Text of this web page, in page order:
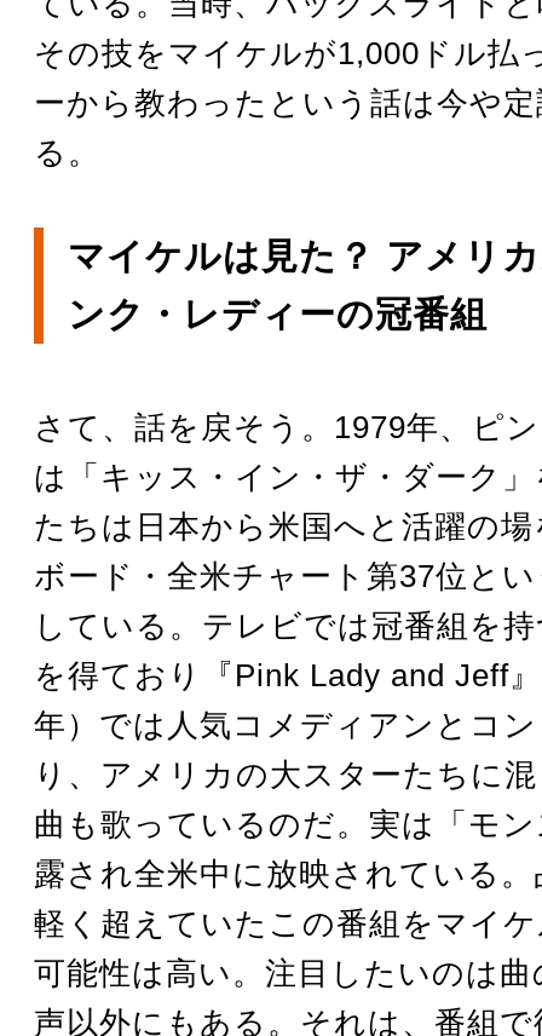
その技をマイケルが1,000ドル払
ーから教わったという話は今や
る。
マイケルは見た？ アメリ
ンク・レディーの冠番組
さて、話を戻そう。1979年、ピ
は「キッス・イン・ザ・ダーク
たちは日本から米国へと活躍の
ボード・全米チャート第37位と
している。テレビでは冠番組を
を得ており『Pink Lady and Jeff
年）では人気コメディアンとコ
り、アメリカの大スターたちに
曲も歌っているのだ。実は「モ
露され全米中に放映されている
軽く超えていたこの番組をマイ
可能性は高い。注目したいのは
声以外にもある。それは、番組